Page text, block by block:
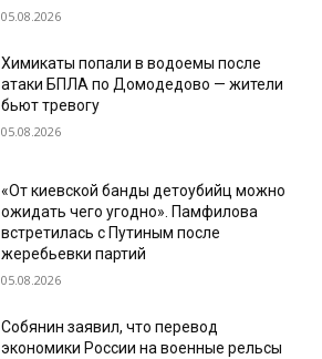
05.08.2026
Химикаты попали в водоемы после
атаки БПЛА по Домодедово — жители
бьют тревогу
05.08.2026
«От киевской банды детоубийц можно
ожидать чего угодно». Памфилова
встретилась с Путиным после
жеребьевки партий
05.08.2026
Собянин заявил, что перевод
экономики России на военные рельсы